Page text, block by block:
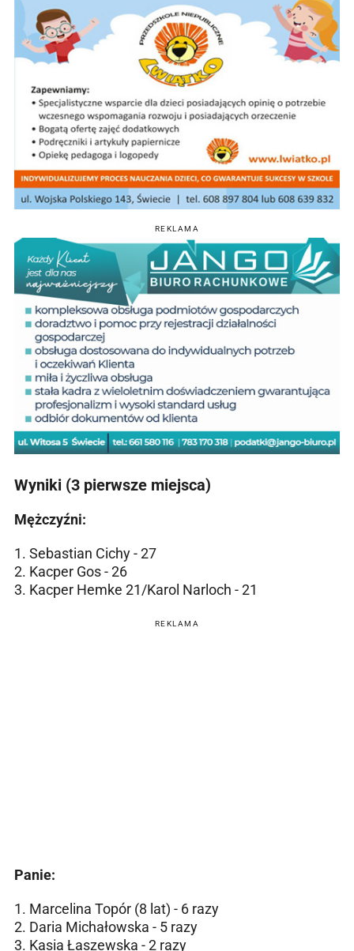
REKLAMA
Wyniki (3 pierwsze miejsca)
Mężczyźni:
1. Sebastian Cichy - 27
2. Kacper Gos - 26
3. Kacper Hemke 21/Karol Narloch - 21
REKLAMA
Panie:
1. Marcelina Topór (8 lat) - 6 razy
2. Daria Michałowska - 5 razy
3. Kasia Łaszewska - 2 razy